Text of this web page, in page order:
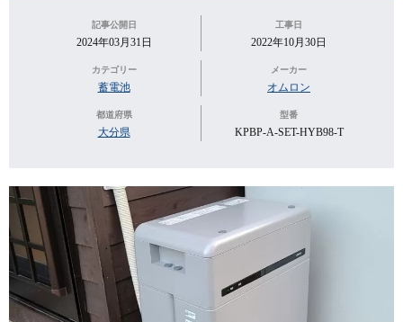
記事公開日
2024年03月31日
工事日
2022年10月30日
カテゴリー
蓄電池
メーカー
オムロン
都道府県
大分県
型番
KPBP-A-SET-HYB98-T